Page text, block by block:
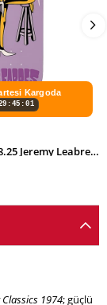
Kargoda
Toy Machine 8.25 Jeremy Leabres Deck Profesyonel Kaykay Tahtası
Classics 1974; güçlü